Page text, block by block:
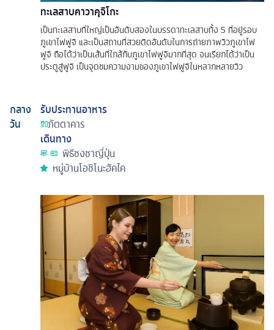
ทะเลสาบคาวาคุจิโกะ
เป็นทะเลสาบที่ใหญ่เป็นอันดับสองในบรรดาทะเลสาบทั้ง 5 ที่อยู่รอบ
ภูเขาไฟฟูจิ และเป็นสถานที่สวยติดอันดับในการถ่ายภาพวิวภูเขาไฟ
ฟูจิ ถือได้ว่าเป็นเส้นที่ใกล้กับภูเขาไฟฟูจิมากที่สุด จนเรียกได้ว่าเป็น
ประตูสู่ฟูจิ เป็นจุดชมความงามของภูเขาไฟฟูจิในหลากหลายวิว
กลาง
วัน
รับประทานอาหาร
ภัตตาคาร
เดินทาง
พิธีชงชาญี่ปุ่น
หมู่บ้านโอชิโนะฮัคไค